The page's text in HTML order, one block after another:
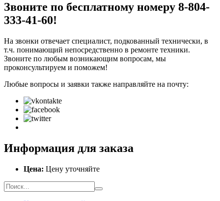
Звоните по бесплатному номеру 8-804-
333-41-60!
На звонки отвечает специалист, подкованный технически, в
т.ч. понимающий непосредственно в ремонте техники.
Звоните по любым возникающим вопросам, мы
проконсультируем и поможем!
Любые вопросы и заявки также направляйте на почту:
Информация для заказа
Цена: Цену уточняйте